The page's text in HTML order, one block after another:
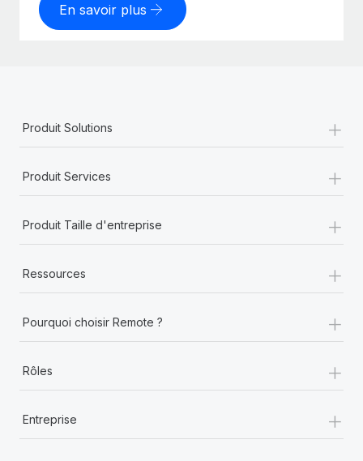
En savoir plus
Produit Solutions +
Produit Services +
Produit Taille d'entreprise +
Ressources +
Pourquoi choisir Remote ? +
Rôles +
Entreprise
+